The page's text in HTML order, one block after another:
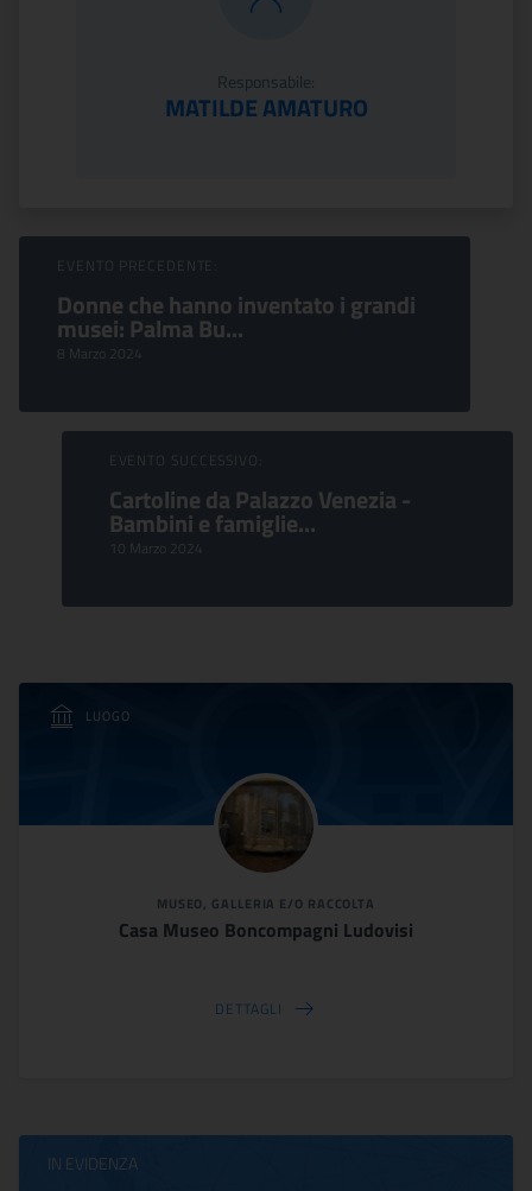
Responsabile:
MATILDE AMATURO
Sfoglia Eventi
EVENTO PRECEDENTE:
Donne che hanno inventato i grandi
musei: Palma Bu...
8 Marzo 2024
EVENTO SUCCESSIVO:
Cartoline da Palazzo Venezia -
Bambini e famiglie...
10 Marzo 2024
LUOGO
MUSEO, GALLERIA E/O RACCOLTA
Casa Museo Boncompagni Ludovisi
DETTAGLI
IN EVIDENZA